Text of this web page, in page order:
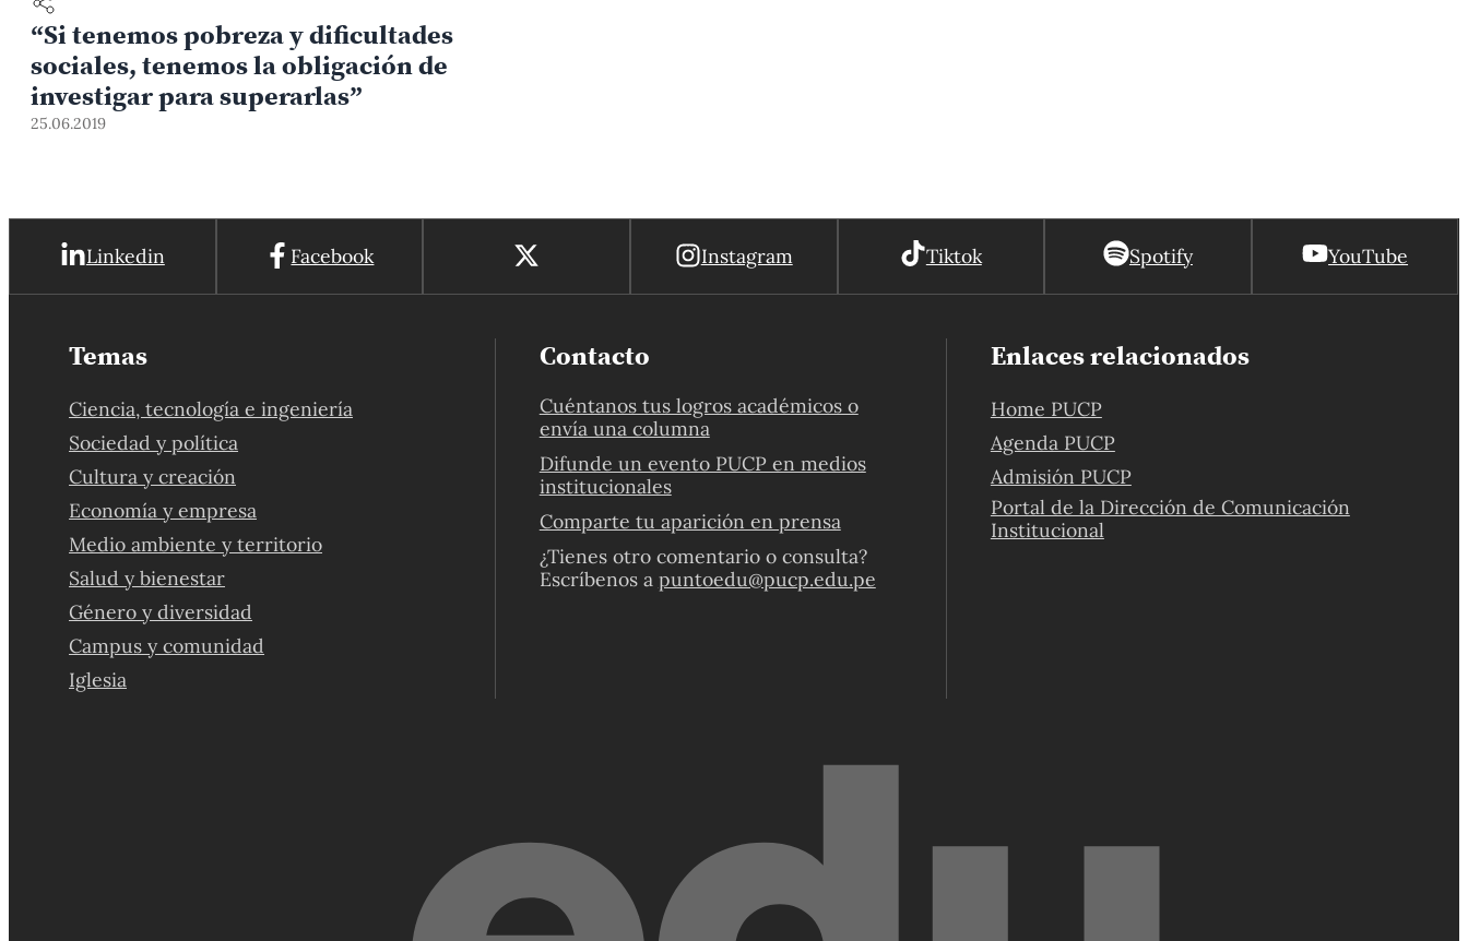
“Si tenemos pobreza y dificultades
sociales, tenemos la obligación de
investigar para superarlas”
25.06.2019
Linkedin Facebook Instagram Tiktok Spotify YouTube
Temas
Ciencia, tecnología e ingeniería
Sociedad y política
Cultura y creación
Economía y empresa
Medio ambiente y territorio
Salud y bienestar
Género y diversidad
Campus y comunidad
Iglesia
Contacto
Cuéntanos tus logros académicos o
envía una columna
Difunde un evento PUCP en medios
institucionales
Comparte tu aparición en prensa
¿Tienes otro comentario o consulta?
Escríbenos a puntoedu@pucp.edu.pe
Enlaces relacionados
Home PUCP
Agenda PUCP
Admisión PUCP
Portal de la Dirección de Comunicación
Institucional